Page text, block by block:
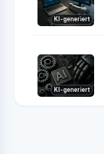
KI-generiert
KI-generiert